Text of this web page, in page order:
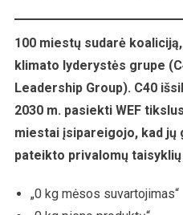
100 miestų sudarė
klimato lyderystės grupe
Leadership Group). C40
2030 m. pasiekti WEF
miestai įsipareigojo, kad
pateikto privalomų
„0 kg mėsos suvartojimas“